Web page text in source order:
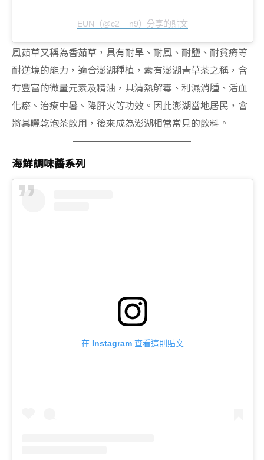
EUN（@c2__n9）分享的貼文
風茹草又稱為香茹草，具有耐旱、耐風、耐鹽、耐貧瘠等
耐逆境的能力，適合澎湖種植，素有澎湖青草茶之稱，含
有豐富的微量元素及精油，具清熱解毒、利濕消腫、活血
化瘀、治療中暑、降肝火等功效。因此澎湖當地居民，會
將其曬乾泡茶飲用，後來成為澎湖相當常見的飲料。
海鮮調味醬系列
在 Instagram 查看這則貼文